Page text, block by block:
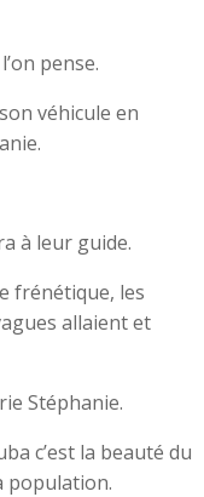
pense.
véhicule en
à leur guide.
frénétique, les
allaient et
Stéphanie.
c’est la beauté du
population.